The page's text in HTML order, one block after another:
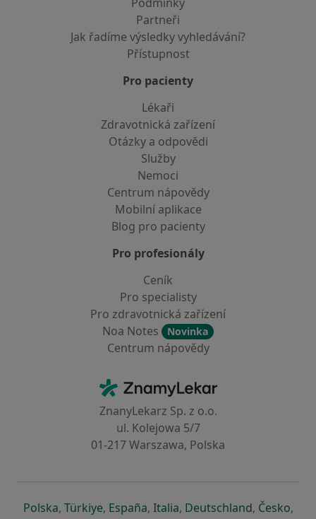
Partneři
Jak řadíme výsledky vyhledávání?
Přístupnost
Pro pacienty
Lékaři
Zdravotnická zařízení
Otázky a odpovědi
Služby
Nemoci
Centrum nápovědy
Mobilní aplikace
Blog pro pacienty
Pro profesionály
Ceník
Pro specialisty
Pro zdravotnická zařízení
Noa Notes
Novinka
Centrum nápovědy
ZnamyLekar - Hlavní stránka
ZnanyLekarz Sp. z o.o.
ul. Kolejowa 5/7
01-217 Warszawa, Polska
Polskase otevře v nové záložce
, Türkiyese otevře v nové záložce
, Españase otevře v nové záložce
, Italiase otevře v nové záložce
, Deutschlandse otevře v
, Českose
,